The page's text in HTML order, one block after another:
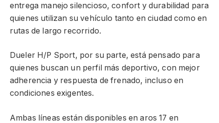
entrega manejo silencioso, confort y durabilidad para
quienes utilizan su vehículo tanto en ciudad como en
rutas de largo recorrido.
Dueler H/P Sport, por su parte, está pensado para
quienes buscan un perfil más deportivo, con mejor
adherencia y respuesta de frenado, incluso en
condiciones exigentes.
Ambas líneas están disponibles en aros 17 en